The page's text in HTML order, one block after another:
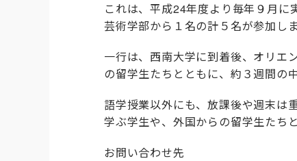
これは、平成24年度より毎年９月に
芸術学部から１名の計５名が参加しま
一行は、西南大学に到着後、オリエ
の留学生たちとともに、約３週間の
語学授業以外にも、放課後や週末は
学ぶ学生や、外国からの留学生たち
お問い合わせ先